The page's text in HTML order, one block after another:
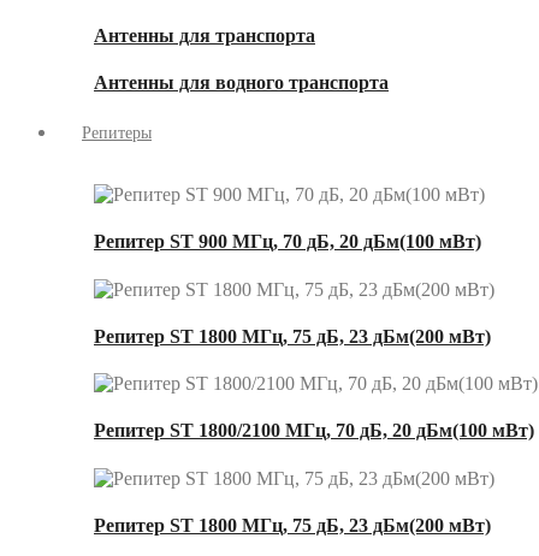
Антенны для транспорта
Антенны для водного транспорта
Репитеры
Репитер ST 900 МГц, 70 дБ, 20 дБм(100 мВт)
Репитер ST 1800 МГц, 75 дБ, 23 дБм(200 мВт)
Репитер ST 1800/2100 МГц, 70 дБ, 20 дБм(100 мВт)
Репитер ST 1800 МГц, 75 дБ, 23 дБм(200 мВт)